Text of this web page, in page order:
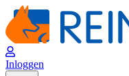
Inloggen